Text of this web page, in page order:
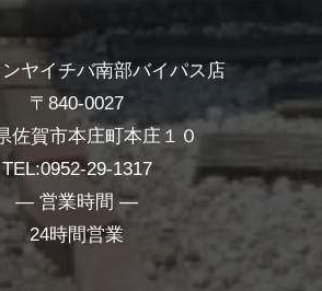
ヤイチバ南部バイパス店
〒840-0027
佐賀市本庄町本庄１０
TEL:0952-29-1317
― 営業時間 ―
24時間営業